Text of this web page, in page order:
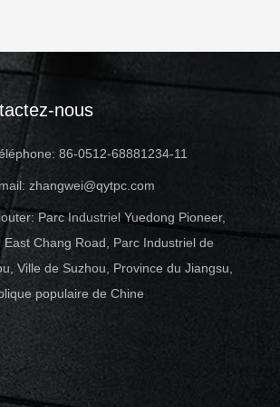
nous
86-0512-68881234-11
zhangwei@qytpc.com
Parc Industriel Yuedong Pioneer,
East Chang Road, Parc Industriel de
Ville de Suzhou, Province du Jiangsu,
populaire de Chine